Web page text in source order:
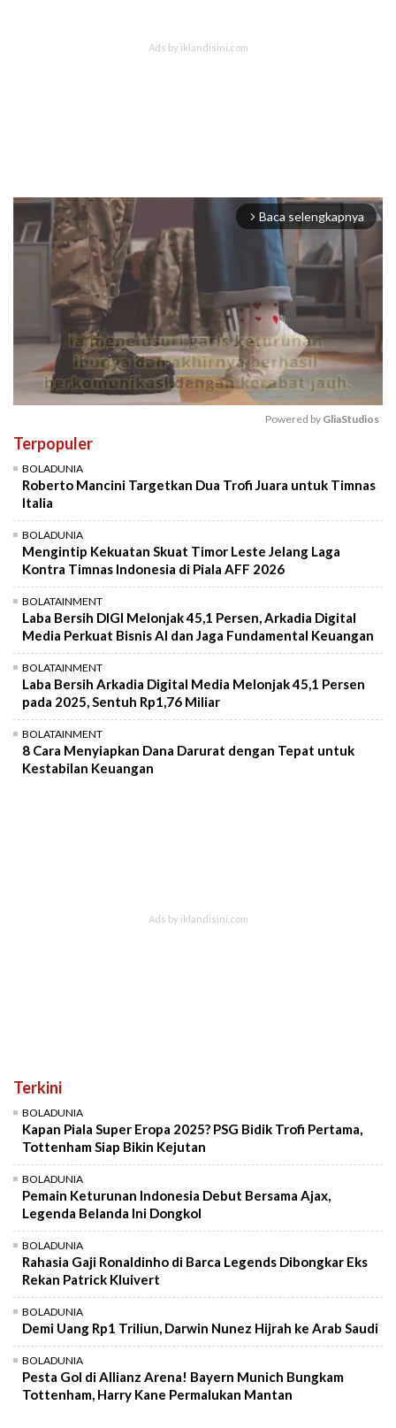
arrow_forward_ios Baca selengkapnya
Powered by GliaStudios
Terpopuler
BOLADUNIA
Roberto Mancini Targetkan Dua Trofi Juara untuk Timnas
Italia
BOLADUNIA
Mengintip Kekuatan Skuat Timor Leste Jelang Laga
Kontra Timnas Indonesia di Piala AFF 2026
BOLATAINMENT
Laba Bersih DIGI Melonjak 45,1 Persen, Arkadia Digital
Media Perkuat Bisnis AI dan Jaga Fundamental Keuangan
BOLATAINMENT
Laba Bersih Arkadia Digital Media Melonjak 45,1 Persen
pada 2025, Sentuh Rp1,76 Miliar
BOLATAINMENT
8 Cara Menyiapkan Dana Darurat dengan Tepat untuk
Kestabilan Keuangan
Terkini
BOLADUNIA
Kapan Piala Super Eropa 2025? PSG Bidik Trofi Pertama,
Tottenham Siap Bikin Kejutan
BOLADUNIA
Pemain Keturunan Indonesia Debut Bersama Ajax,
Legenda Belanda Ini Dongkol
BOLADUNIA
Rahasia Gaji Ronaldinho di Barca Legends Dibongkar Eks
Rekan Patrick Kluivert
BOLADUNIA
Demi Uang Rp1 Triliun, Darwin Nunez Hijrah ke Arab Saudi
BOLADUNIA
Pesta Gol di Allianz Arena! Bayern Munich Bungkam
Tottenham, Harry Kane Permalukan Mantan